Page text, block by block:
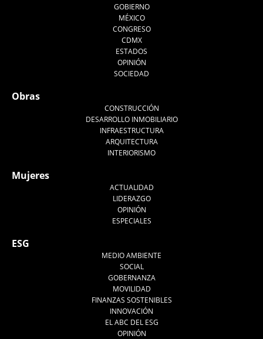
GOBIERNO
MÉXICO
CONGRESO
CDMX
ESTADOS
OPINIÓN
SOCIEDAD
Obras
CONSTRUCCIÓN
DESARROLLO INMOBILIARIO
INFRAESTRUCTURA
ARQUITECTURA
INTERIORISMO
Mujeres
ACTUALIDAD
LIDERAZGO
OPINIÓN
ESPECIALES
ESG
MEDIO AMBIENTE
SOCIAL
GOBERNANZA
MOVILIDAD
FINANZAS SOSTENIBLES
INNOVACIÓN
EL ABC DEL ESG
OPINIÓN